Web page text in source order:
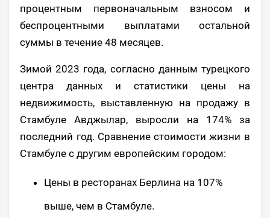
процентным первоначальным взносом и
беспроцентными выплатами остальной
суммы в течение 48 месяцев.
Зимой 2023 года, согласно данным турецкого
центра данных и статистики цены на
недвижимость, выставленную на продажу в
Стамбуле Авджылар, выросли на 174% за
последний год. Сравнение стоимости жизни в
Стамбуле с другим европейским городом:
Цены в ресторанах Берлина на 107%
выше, чем в Стамбуле.